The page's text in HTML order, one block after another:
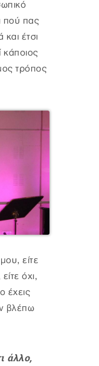
πού πας
και έτσι
κάποιος
τρόπος
είτε
όχι,
έχεις
βλέπω
άλλο,